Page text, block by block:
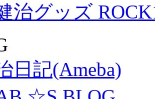
治グッズ
日記(Ameba)